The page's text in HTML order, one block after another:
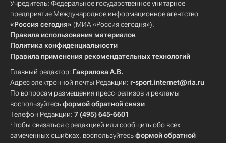
Учредитель: Федеральное государственное унитарное
предприятие Международное информационное агентство
«Россия сегодня» (МИА «Россия сегодня»).
Правила использования материалов
Политика конфиденциальности
Правила применения рекомендательных технологий
Главный редактор: Гаврилова А.В.
Адрес электронной почты Редакции: r-sport.internet@ria.ru
По вопросам размещения пресс-релизов и рекламы
воспользуйтесьформой обратной связи
Телефон Редакции: 7 (495) 645-6601
Чтобы связаться с редакцией или сообщить обо всех
замеченных ошибках, воспользуйтесьформой обратной